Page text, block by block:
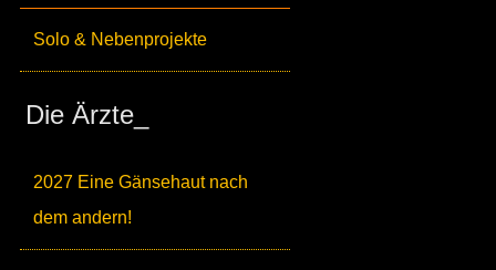
Solo & Nebenprojekte
Die Ärzte_
2027 Eine Gänsehaut nach
dem andern!